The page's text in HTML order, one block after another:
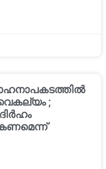
;